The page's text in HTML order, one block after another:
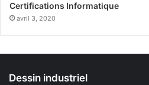
Certifications Informatique
avril 3, 2020
Dessin industriel